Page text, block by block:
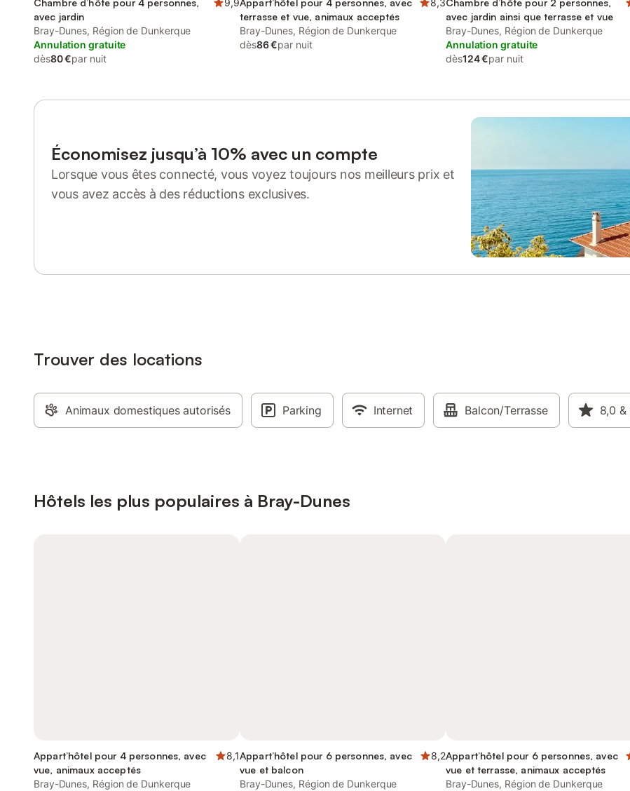
Chambre d’hôte pour 4 personnes,
avec jardin
9,9
Bray-Dunes, Région de Dunkerque
Annulation gratuite
dès80 €par nuit
Appart’hôtel pour 4 personnes, avec
terrasse et vue, animaux acceptés
8,3
Bray-Dunes, Région de Dunkerque
dès86 €par nuit
Chambre d’hôte pour 2 personnes,
avec jardin ainsi que terrasse et vue
Bray-Dunes, Région de Dunkerque
Annulation gratuite
dès124 €par nuit
Économisez jusqu’à 10% avec un compte
Lorsque vous êtes connecté, vous voyez toujours nos meilleurs prix et
vous avez accès à des réductions exclusives.
Trouver des locations
Animaux domestiques autorisés Parking Internet Balcon/Terrasse 8,0 &
Hôtels les plus populaires à Bray-Dunes
Appart’hôtel pour 4 personnes, avec
vue, animaux acceptés
8,1
Bray-Dunes, Région de Dunkerque
Appart’hôtel pour 6 personnes, avec
vue et balcon
8,2
Bray-Dunes, Région de Dunkerque
Appart’hôtel pour 6 personnes, avec
vue et terrasse, animaux acceptés
Bray-Dunes, Région de Dunkerque